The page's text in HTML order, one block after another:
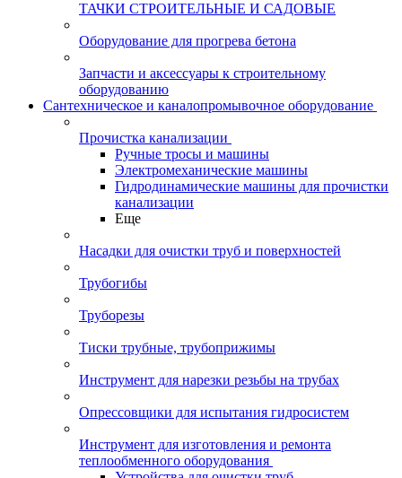
ТАЧКИ СТРОИТЕЛЬНЫЕ И САДОВЫЕ
Оборудование для прогрева бетона
Запчасти и аксессуары к строительному
оборудованию
Сантехническое и каналопромывочное оборудование
Прочистка канализации
Ручные тросы и машины
Электромеханические машины
Гидродинамические машины для прочистки
канализации
Еще
Насадки для очистки труб и поверхностей
Трубогибы
Труборезы
Тиски трубные, трубоприжимы
Инструмент для нарезки резьбы на трубах
Опрессовщики для испытания гидросистем
Инструмент для изготовления и ремонта
теплообменного оборудования